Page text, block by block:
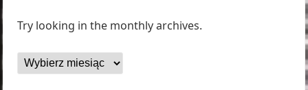
Try looking in the monthly archives.
Archiwa